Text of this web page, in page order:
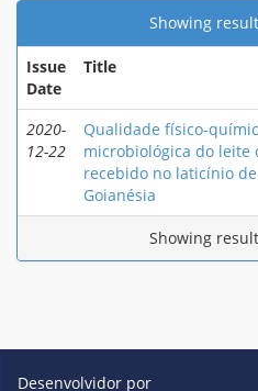
Showing
Issue
Date
Title
2020-
12-22
Qualidade físico-
microbiológica do leite
recebido no laticínio de
Goianésia
Showing
Desenvolvidor por